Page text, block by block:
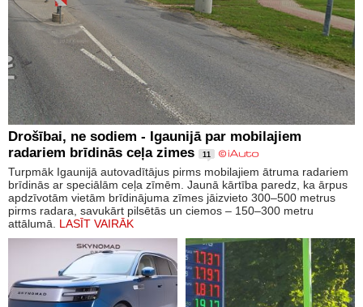
Drošībai, ne sodiem - Igaunijā par mobilajiem
radariem brīdinās ceļa zimes
11
Turpmāk Igaunijā autovadītājus pirms mobilajiem ātruma radariem
brīdinās ar speciālām ceļa zīmēm. Jaunā kārtība paredz, ka ārpus
apdzīvotām vietām brīdinājuma zīmes jāizvieto 300–500 metrus
pirms radara, savukārt pilsētās un ciemos – 150–300 metru
attālumā. LASĪT VAIRĀK